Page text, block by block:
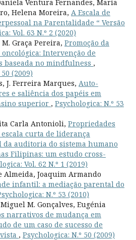
Ventura Fernandes, Maria
Helena Moreira, A Escala de
na Parentalidade “ Versão
Vol. 63 N.º 2 (2020)
Graça Pereira, Promoção da
Intervenção de
baseada no mindfulness ,
(2009)
J. Ferreira Marques, Auto-
e saliência dos papéis em
superior , Psychologica: N.º 53
Carla Antonioli, Propriedades
curta de liderança
auditoria do sistema humano
Filipinas: um estudo cross-
Vol. 62 N.º 1 (2019)
Almeida, Joaquim Armando
infantil: a mediação parental do
N.º 53 (2010)
M. Gonçalves, Eugénia
narrativos de mudança em
de um caso de sucesso de
, Psychologica: N.º 50 (2009)